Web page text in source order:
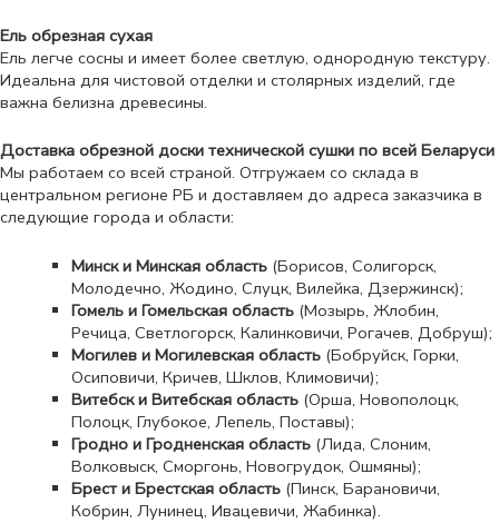
Ель обрезная сухая
Ель легче сосны и имеет более светлую, однородную текстуру.
Идеальна для чистовой отделки и столярных изделий, где
важна белизна древесины.
Доставка обрезной доски технической сушки по всей Беларуси
Мы работаем со всей страной. Отгружаем со склада в
центральном регионе РБ и доставляем до адреса заказчика в
следующие города и области:
Минск и Минская область(Борисов, Солигорск,
Молодечно, Жодино, Слуцк, Вилейка, Дзержинск);
Гомель и Гомельская область(Мозырь, Жлобин,
Речица, Светлогорск, Калинковичи, Рогачев, Добруш);
Могилев и Могилевская область(Бобруйск, Горки,
Осиповичи, Кричев, Шклов, Климовичи);
Витебск и Витебская область(Орша, Новополоцк,
Полоцк, Глубокое, Лепель, Поставы);
Гродно и Гродненская область(Лида, Слоним,
Волковыск, Сморгонь, Новогрудок, Ошмяны);
Брест и Брестская область(Пинск, Барановичи,
Кобрин, Лунинец, Ивацевичи, Жабинка).